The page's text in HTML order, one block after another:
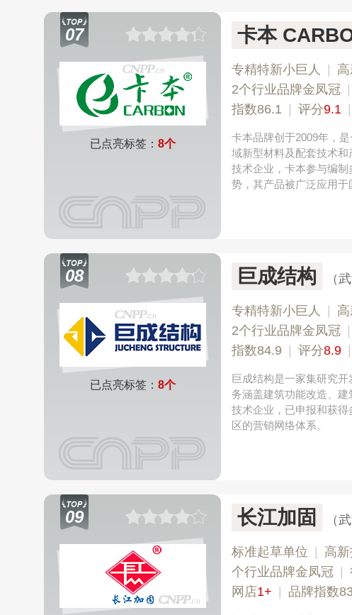
07
已点亮标签： 8个
卡本
专精特新小巨人
2个行业品牌金凤冠
指数86.1
评分9.1
卡本品牌创于2009年，
域新型材料及配套技术
技术企业，卡本参与编
势，其产品被广泛应用于
08
已点亮标签： 8个
巨成结构 （
专精特新小巨人
2个行业品牌金凤冠
指数84.9
评分8.9
巨成结构是一家集研究
务涵盖建筑功能改造、
技术企业，已申报和获
区的营销网络体系。
09 长江加固 （
标准起草单位 高
个行业品牌金凤冠
网店1+ 品牌指数